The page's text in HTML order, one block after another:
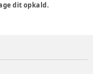
dit opkald.